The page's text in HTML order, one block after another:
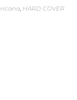
, HARD COVER